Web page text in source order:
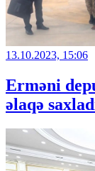
13.10.2023, 15:06
Erməni
əlaqə